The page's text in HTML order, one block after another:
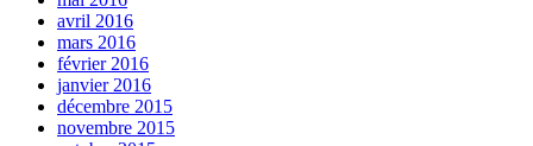
avril 2016
mars 2016
février 2016
janvier 2016
décembre 2015
novembre 2015